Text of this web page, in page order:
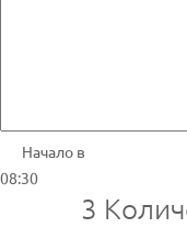
Начало в
08:30
3